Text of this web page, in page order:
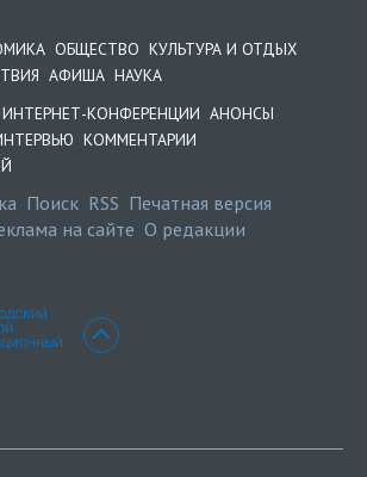
ОБЩЕСТВО КУЛЬТУРА И ОТДЫХ
АФИША НАУКА
ИНТЕРНЕТ-КОНФЕРЕНЦИИ АНОНСЫ
КОММЕНТАРИИ
Поиск RSS Печатная версия
на сайте О редакции